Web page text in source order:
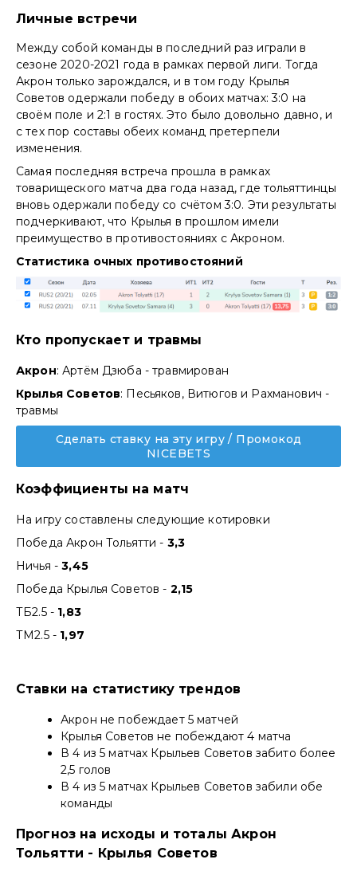
Личные встречи
Между собой команды в последний раз играли в
сезоне 2020-2021 года в рамках первой лиги. Тогда
Акрон только зарождался, и в том году Крылья
Советов одержали победу в обоих матчах: 3:0 на
своём поле и 2:1 в гостях. Это было довольно давно, и
с тех пор составы обеих команд претерпели
изменения.
Самая последняя встреча прошла в рамках
товарищеского матча два года назад, где тольяттинцы
вновь одержали победу со счётом 3:0. Эти результаты
подчеркивают, что Крылья в прошлом имели
преимущество в противостояниях с Акроном.
Статистика очных противостояний
Кто пропускает и травмы
Акрон: Артём Дзюба - травмирован
Крылья Советов: Песьяков, Витюгов и Рахманович -
травмы
Сделать ставку на эту игру / Промокод
NICEBETS
Коэффициенты на матч
На игру составлены следующие котировки
Победа Акрон Тольятти - 3,3
Ничья -3,45
Победа Крылья Советов - 2,15
ТБ2.5 - 1,83
ТМ2.5 - 1,97
Ставки на статистику трендов
Акрон не побеждает 5 матчей
Крылья Советов не побеждают 4 матча
В 4 из 5 матчах Крыльев Советов забито более
2,5 голов
В 4 из 5 матчах Крыльев Советов забили обе
команды
Прогноз на исходы и тоталы Акрон
Тольятти - Крылья Советов